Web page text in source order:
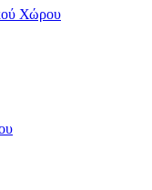
Χώρου